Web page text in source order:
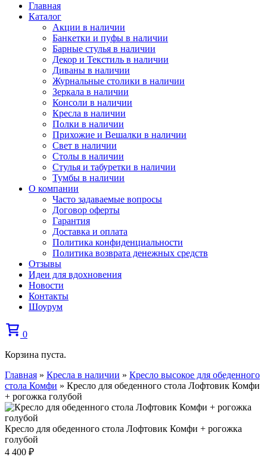
Главная
Каталог
Акции в наличии
Банкетки и пуфы в наличии
Барные стулья в наличии
Декор и Текстиль в наличии
Диваны в наличии
Журнальные столики в наличии
Зеркала в наличии
Консоли в наличии
Кресла в наличии
Полки в наличии
Прихожие и Вешалки в наличии
Свет в наличии
Столы в наличии
Стулья и табуретки в наличии
Тумбы в наличии
О компании
Часто задаваемые вопросы
Договор оферты
Гарантия
Доставка и оплата
Политика конфиденциальности
Политика возврата денежных средств
Отзывы
Идеи для вдохновения
Новости
Контакты
Шоурум
0
Корзина пуста.
Главная » Кресла в наличии » Кресло высокое для обеденного
стола Комфи » Кресло для обеденного стола Лофтовик Комфи
+ рогожка голубой
Кресло для обеденного стола Лофтовик Комфи + рогожка
голубой
4 400 ₽